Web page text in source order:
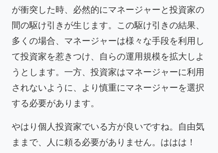
が衝突した時、必然的にマネージャーと投資家の
間の駆け引きが生じます。この駆け引きの結果、
多くの場合、マネージャーは様々な手段を利用し
て投資家を惹きつけ、自らの運用規模を拡大しよ
うとします。一方、投資家はマネージャーに利用
されないように、より慎重にマネージャーを選択
する必要があります。
やはり個人投資家でいる方が良いですね。自由気
ままで、人に頼る必要がありません。ははは！